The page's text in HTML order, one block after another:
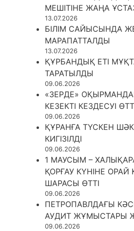
МЕШІТІНЕ ЖАҢА
13.07.2026
БІЛІМ САЙЫСЫНДА
МАРАПАТТАЛДЫ
13.07.2026
ҚҰРБАНДЫҚ ЕТІ
ТАРАТЫЛДЫ
09.06.2026
«ЗЕРДЕ»
КЕЗЕКТІ КЕЗДЕСУІ
09.06.2026
ҚҰРАНҒА ТҮСКЕН
КИГІЗІЛДІ
09.06.2026
1 МАУСЫМ –
ҚОРҒАУ КҮНІНЕ
ШАРАСЫ ӨТТІ
09.06.2026
ПЕТРОПАВЛДАҒЫ
АУДИТ ЖҰМЫСТАРЫ
09.06.2026